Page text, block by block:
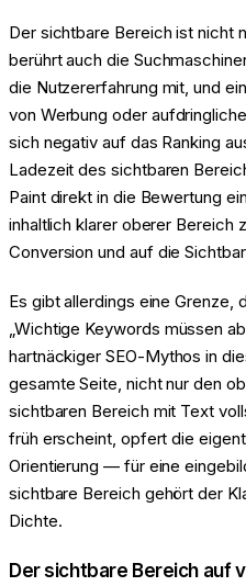
Der sichtbare Bereich ist nicht
berührt auch die
die Nutzererfahrung mit, und
von Werbung oder
sich negativ auf das Ranking
Ladezeit des sichtbaren
Paint direkt in die Bewertung
inhaltlich klarer oberer Bereich
Conversion und auf die
Es gibt allerdings eine Grenze,
„Wichtige Keywords müssen
hartnäckiger SEO-Mythos in
gesamte Seite, nicht nur den
sichtbaren Bereich mit Text
früh erscheint, opfert die
Orientierung — für eine
sichtbare Bereich gehört der
Dichte.
Der sichtbare Bereich auf